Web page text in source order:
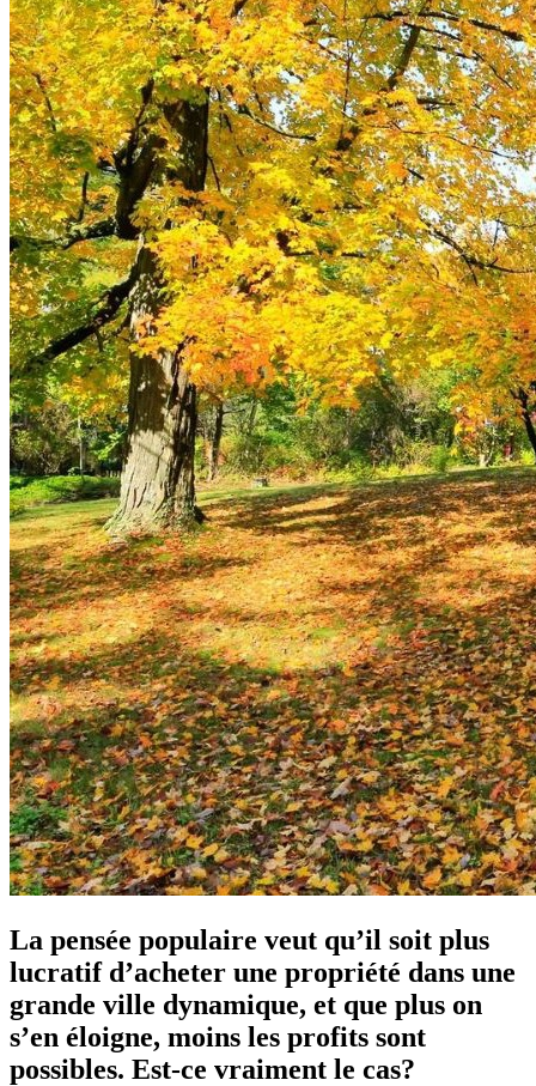
La pensée populaire veut qu’il soit plus
lucratif d’acheter une propriété dans une
grande ville dynamique, et que plus on
s’en éloigne, moins les profits sont
possibles. Est-ce vraiment le cas?